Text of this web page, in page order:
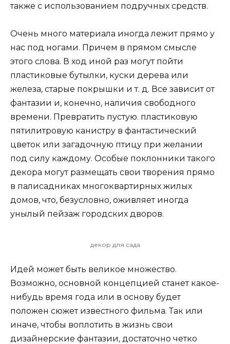
также с использованием подручных средств.
Очень много материала иногда лежит прямо у
нас под ногами. Причем в прямом смысле
этого слова. В ход иной раз могут пойти
пластиковые бутылки, куски дерева или
железа, старые покрышки и т. д. Все зависит от
фантазии и, конечно, наличия свободного
времени. Превратить пустую. пластиковую
пятилитровую канистру в фантастический
цветок или загадочную птицу при желании
под силу каждому. Особые поклонники такого
декора могут размещать свои творения прямо
в палисадниках многоквартирных жилых
домов, что, безусловно, оживляет иногда
унылый пейзаж городских дворов.
декор для сада
Идей может быть великое множество.
Возможно, основной концепцией станет какое-
нибудь время года или в основу будет
положен сюжет известного фильма. Так или
иначе, чтобы воплотить в жизнь свои
дизайнерские фантазии, достаточно четко